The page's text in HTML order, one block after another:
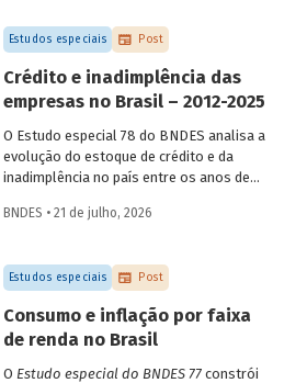
bilhões, além de R$ 387 milhões
desembolsados. Ainda no período, foram
contratados 25 novos projetos.
Estudos especiais Post
Crédito e inadimplência das
empresas no Brasil – 2012-2025
O Estudo especial 78 do BNDES analisa a
evolução do estoque de crédito e da
inadimplência no país entre os anos de
analíticos complementares: o porte da
econômica.
BNDES • 21 de julho, 2026
Estudos especiais Post
Consumo e inflação por faixa
de renda no Brasil
O Estudo especial do BNDES 77constrói